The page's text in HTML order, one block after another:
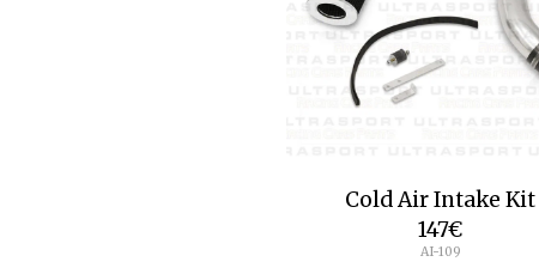
Cold Air Intake Kit
147€
AI-109